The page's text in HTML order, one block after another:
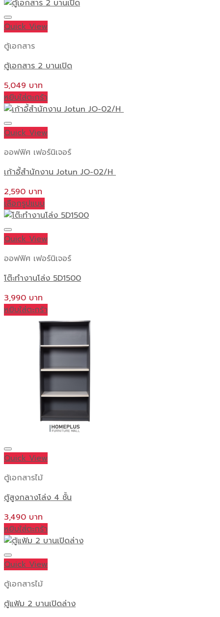
Quick View
ตู้เอกสาร
ตู้เอกสาร 2 บานเปิด
5,049
หยิบใส่ตะกร้า
Quick View
ออฟฟิศ เฟอร์นิเจอร์
เก้าอี้สำนักงาน Jotun JO-02/H
2,590
เลือกรูปแบบ
This
product
has
variants.
The
options
may
be
Quick View
ออฟฟิศ เฟอร์นิเจอร์
โต๊ะทำงานโล่ง 5D1500
3,990
หยิบใส่ตะกร้า
Quick View
ตู้เอกสารไม้
ตู้สูงกลางโล่ง 4 ชั้น
3,490
หยิบใส่ตะกร้า
Quick View
ตู้เอกสารไม้
ตู้แฟ้ม 2 บานเปิดล่าง